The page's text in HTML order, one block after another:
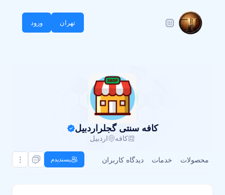
تهران ورود
کافه سنتی گجلراردبیل
کافه اردبیل
محصولات خدمات دیدگاه کاربران پسندیدم